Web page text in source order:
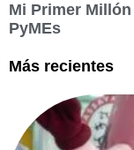
Mi Primer
PyMEs
Más recientes